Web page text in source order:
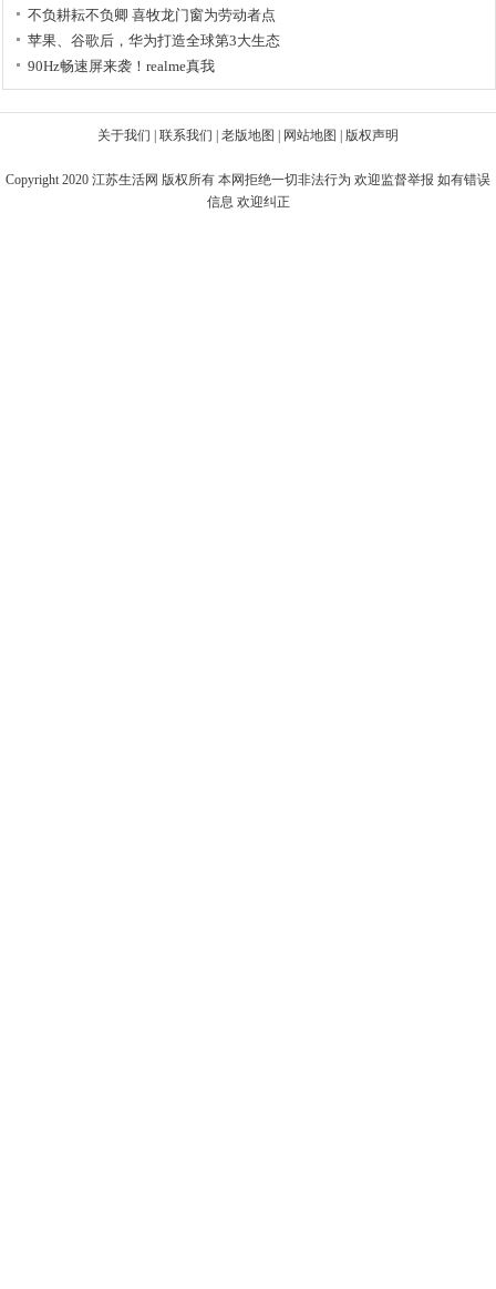
不负耕耘不负卿 喜牧龙门窗为劳动者点
苹果、谷歌后，华为打造全球第3大生态
90Hz畅速屏来袭！realme真我
关于我们 联系我们 老版地图 网站地图 版权声明
Copyright 2020 江苏生活网 版权所有 本网拒绝一切非法行为 欢迎监督举报 如有错误
信息 欢迎纠正